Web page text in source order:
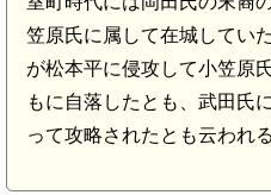
笠原氏に属して在城してい
が松本平に侵攻して小笠原
もに自落したとも、武田氏
って攻略されたとも云われる